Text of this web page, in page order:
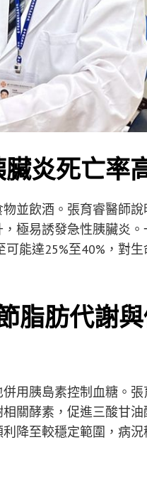
炎死亡率
並飲酒。張育睿醫師
極易誘發急性胰臟炎
能達25%至40%，對
脂肪代謝
用胰島素控制血糖。
關酵素，促進三酸甘
降至較穩定範圍，病